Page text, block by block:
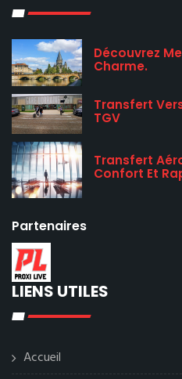
Découvrez
Charme.
Transfert
TGV
Transfert
Confort Et
Partenaires
LIENS UTILES
Accueil